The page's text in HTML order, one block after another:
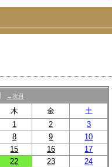
→次月
木 金
土
1
2
3
8 9
10
15 16
17
22 23
24